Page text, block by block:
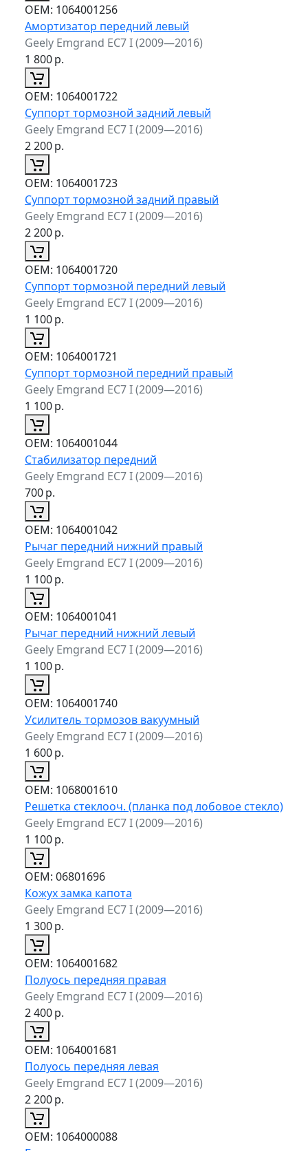
ОЕМ: 1064001256
Амортизатор передний левый
Geely Emgrand EC7 I (2009—2016)
1 800р.
ОЕМ: 1064001722
Суппорт тормозной задний левый
Geely Emgrand EC7 I (2009—2016)
2 200р.
ОЕМ: 1064001723
Суппорт тормозной задний правый
Geely Emgrand EC7 I (2009—2016)
2 200р.
ОЕМ: 1064001720
Суппорт тормозной передний левый
Geely Emgrand EC7 I (2009—2016)
1 100р.
ОЕМ: 1064001721
Суппорт тормозной передний правый
Geely Emgrand EC7 I (2009—2016)
1 100р.
ОЕМ: 1064001044
Стабилизатор передний
Geely Emgrand EC7 I (2009—2016)
700р.
ОЕМ: 1064001042
Рычаг передний нижний правый
Geely Emgrand EC7 I (2009—2016)
1 100р.
ОЕМ: 1064001041
Рычаг передний нижний левый
Geely Emgrand EC7 I (2009—2016)
1 100р.
ОЕМ: 1064001740
Усилитель тормозов вакуумный
Geely Emgrand EC7 I (2009—2016)
1 600р.
ОЕМ: 1068001610
Решетка стеклооч. (планка под лобовое стекло)
Geely Emgrand EC7 I (2009—2016)
1 100р.
ОЕМ: 06801696
Кожух замка капота
Geely Emgrand EC7 I (2009—2016)
1 300р.
ОЕМ: 1064001682
Полуось передняя правая
Geely Emgrand EC7 I (2009—2016)
2 400р.
ОЕМ: 1064001681
Полуось передняя левая
Geely Emgrand EC7 I (2009—2016)
2 200р.
ОЕМ: 1064000088